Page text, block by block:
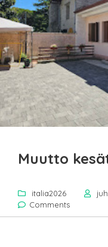
Muutto
italia2026
Comments